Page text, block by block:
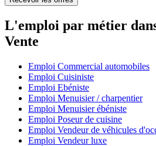
L'emploi par métier
Vente
Emploi Commercial automobiles
Emploi Cuisiniste
Emploi Ebéniste
Emploi Menuisier / charpentier
Emploi Menuisier ébéniste
Emploi Poseur de cuisine
Emploi Vendeur de véhicules
Emploi Vendeur luxe